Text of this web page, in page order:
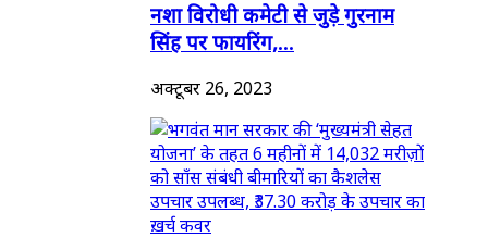
नशा विरोधी कमेटी से जुड़े गुरनाम
सिंह पर फायरिंग,...
अक्टूबर 26, 2023